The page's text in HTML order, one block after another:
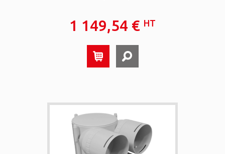
1 149,54 € HT